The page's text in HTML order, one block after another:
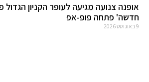
אופנה צנועה מגיעה לעופר הקניון
חדשה' פתחה פופ-אפ
9 באוגוסט 2026